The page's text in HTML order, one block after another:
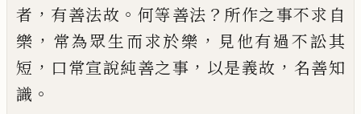
者 ， 有善法故 。 何等善法 ？ 所作之事不求自
樂 ， 常為眾生而求於樂 ， 見他有過不訟其
短 ， 口常宣說純善之事 ， 以是義故 ， 名善知
識 。